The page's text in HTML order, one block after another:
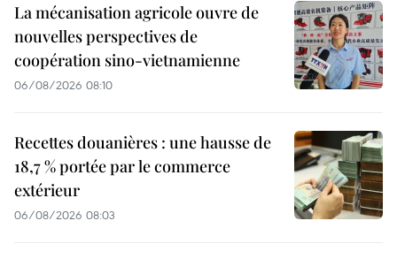
La mécanisation agricole ouvre de
nouvelles perspectives de
coopération sino-vietnamienne
06/08/2026 08:10
Recettes douanières : une hausse de
18,7 % portée par le commerce
extérieur
06/08/2026 08:03